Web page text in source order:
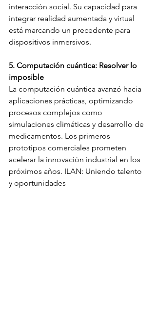
interacción social. Su capacidad para
integrar realidad aumentada y virtual
está marcando un precedente para
dispositivos inmersivos.
5. Computación cuántica: Resolver lo
imposible
La computación cuántica avanzó hacia
aplicaciones prácticas, optimizando
procesos complejos como
simulaciones climáticas y desarrollo de
medicamentos. Los primeros
prototipos comerciales prometen
acelerar la innovación industrial en los
próximos años. ILAN: Uniendo talento
y oportunidades